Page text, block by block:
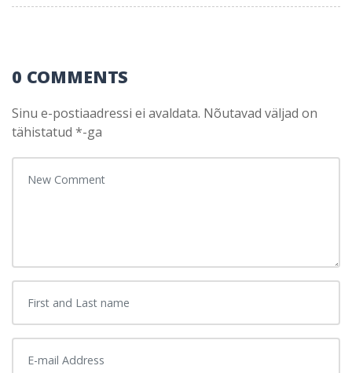
0 COMMENTS
Sinu e-postiaadressi ei avaldata. Nõutavad väljad on
tähistatud *-ga